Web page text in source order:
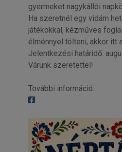
gyermeket nagykállói
Ha szeretnél egy vidám
játékokkal, kézműves
élménnyel tölteni, akkor itt
Jelentkezési határidő:
Várunk szeretettel!
További információ: